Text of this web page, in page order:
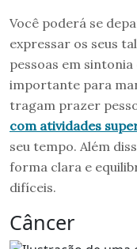
Você poderá se
expressar os seus
pessoas em sintonia
importante para
tragam prazer
com atividades
seu tempo. Além
forma clara e
difíceis.
Câncer